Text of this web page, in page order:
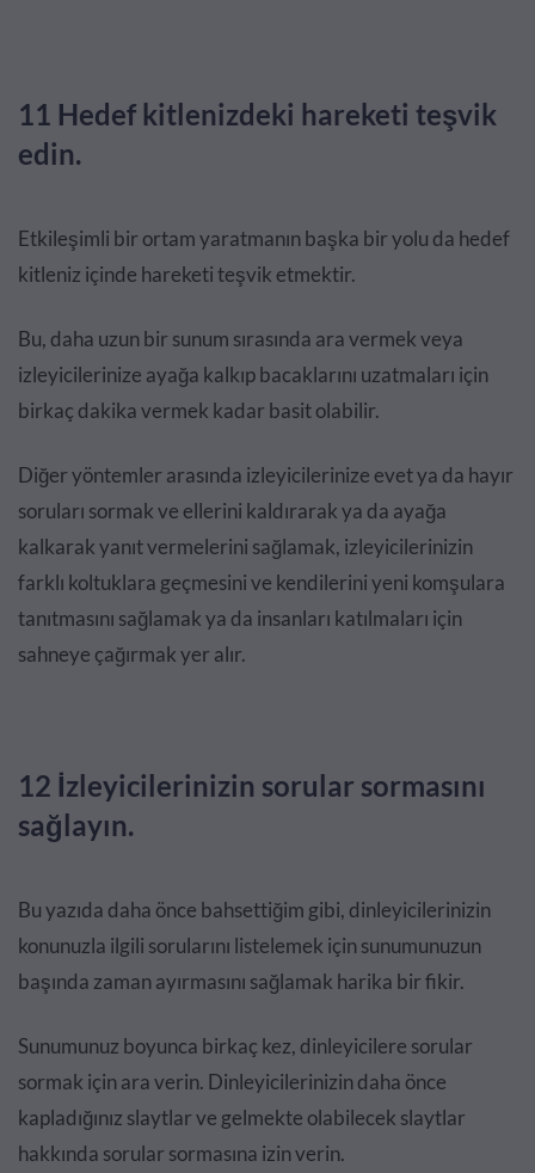
11 Hedef kitlenizdeki hareketi teşvik
edin.
Etkileşimli bir ortam yaratmanın başka bir yolu da hedef
kitleniz içinde hareketi teşvik etmektir.
Bu, daha uzun bir sunum sırasında ara vermek veya
izleyicilerinize ayağa kalkıp bacaklarını uzatmaları için
birkaç dakika vermek kadar basit olabilir.
Diğer yöntemler arasında izleyicilerinize evet ya da hayır
soruları sormak ve ellerini kaldırarak ya da ayağa
kalkarak yanıt vermelerini sağlamak, izleyicilerinizin
farklı koltuklara geçmesini ve kendilerini yeni komşulara
tanıtmasını sağlamak ya da insanları katılmaları için
sahneye çağırmak yer alır.
12 İzleyicilerinizin sorular sormasını
sağlayın.
Bu yazıda daha önce bahsettiğim gibi, dinleyicilerinizin
konunuzla ilgili sorularını listelemek için sunumunuzun
başında zaman ayırmasını sağlamak harika bir fikir.
Sunumunuz boyunca birkaç kez, dinleyicilere sorular
sormak için ara verin. Dinleyicilerinizin daha önce
kapladığınız slaytlar ve gelmekte olabilecek slaytlar
hakkında sorular sormasına izin verin.